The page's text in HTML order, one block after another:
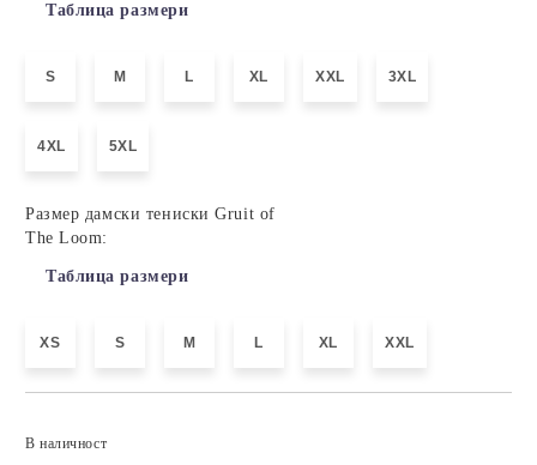
Таблица размери
S M L XL XXL 3XL
4XL 5XL
Размер дамски тениски Gruit of
The Loom:
Таблица размери
XS S M L XL XXL
В наличност